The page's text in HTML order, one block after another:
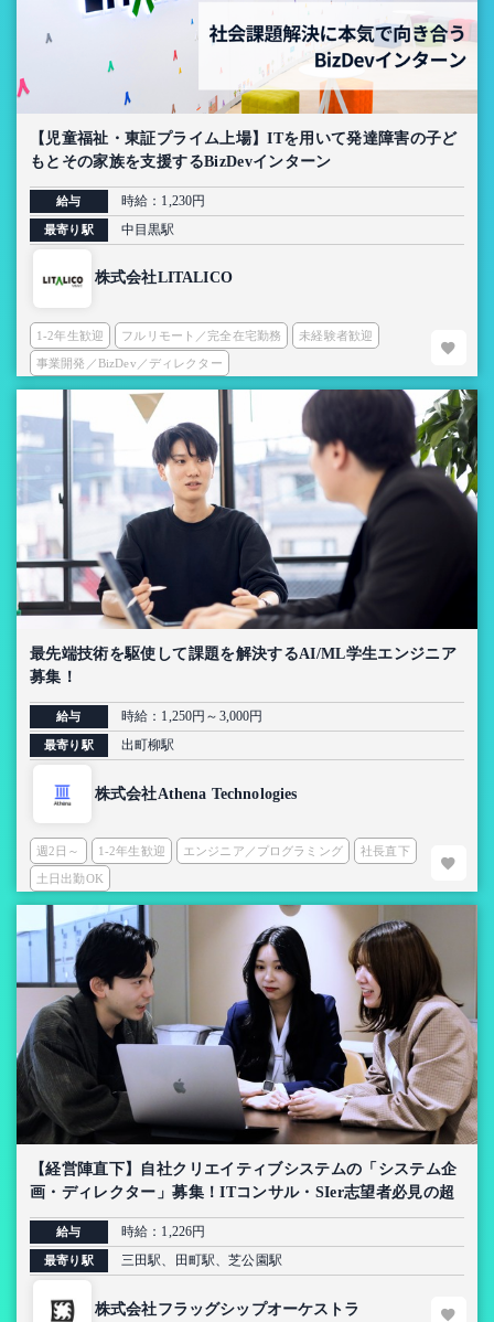
【児童福祉・東証プライム上場】ITを用いて発達障害の子ど
もとその家族を支援するBizDevインターン
給与 時給：1,230円
最寄り駅 中目黒駅
株式会社LITALICO
1-2年生歓迎 フルリモート／完全在宅勤務 未経験者歓迎
事業開発／BizDev／ディレクター
最先端技術を駆使して課題を解決するAI/ML学生エンジニア
募集！
給与 時給：1,250円～3,000円
最寄り駅 出町柳駅
株式会社Athena Technologies
週2日～ 1-2年生歓迎 エンジニア／プログラミング 社長直下
土日出勤OK
【経営陣直下】自社クリエイティブシステムの「システム企
画・ディレクター」募集！ITコンサル・SIer志望者必見の超
上流インターン【AI導入プロジェクト】
給与 時給：1,226円
最寄り駅 三田駅、田町駅、芝公園駅
株式会社フラッグシップオーケストラ